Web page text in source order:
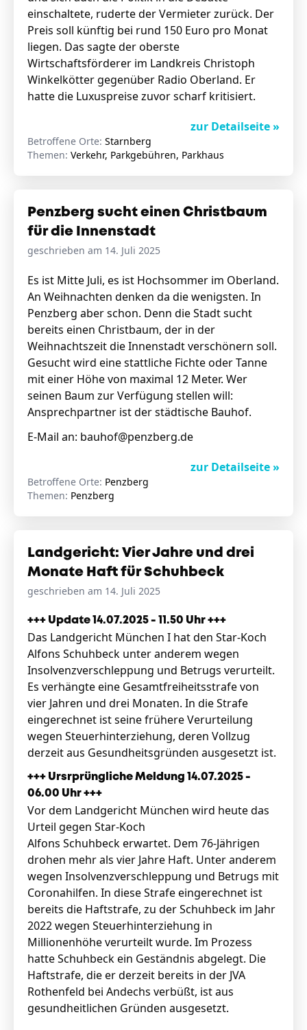
einschaltete, ruderte der Vermieter zurück. Der
Preis soll künftig bei rund 150 Euro pro Monat
liegen. Das sagte der oberste
Wirtschaftsförderer im Landkreis Christoph
Winkelkötter gegenüber Radio Oberland. Er
hatte die Luxuspreise zuvor scharf kritisiert.
zur Detailseite »
Betroffene Orte: Starnberg
Themen: Verkehr, Parkgebühren, Parkhaus
Penzberg sucht einen Christbaum
für die Innenstadt
geschrieben am 14. Juli 2025
Es ist Mitte Juli, es ist Hochsommer im Oberland.
An Weihnachten denken da die wenigsten. In
Penzberg aber schon. Denn die Stadt sucht
bereits einen Christbaum, der in der
Weihnachtszeit die Innenstadt verschönern soll.
Gesucht wird eine stattliche Fichte oder Tanne
mit einer Höhe von maximal 12 Meter. Wer
seinen Baum zur Verfügung stellen will:
Ansprechpartner ist der städtische Bauhof.
E-Mail an: bauhof@penzberg.de
zur Detailseite »
Betroffene Orte: Penzberg
Themen: Penzberg
Landgericht: Vier Jahre und drei
Monate Haft für Schuhbeck
geschrieben am 14. Juli 2025
+++ Update 14.07.2025 - 11.50 Uhr +++
Das Landgericht München I hat den Star-Koch
Alfons Schuhbeck unter anderem wegen
Insolvenzverschleppung und Betrugs verurteilt.
Es verhängte eine Gesamtfreiheitsstrafe von
vier Jahren und drei Monaten. In die Strafe
eingerechnet ist seine frühere Verurteilung
wegen Steuerhinterziehung, deren Vollzug
derzeit aus Gesundheitsgründen ausgesetzt ist.
+++ Ursrprüngliche Meldung 14.07.2025 -
06.00 Uhr +++
Vor dem Landgericht München wird heute das
Urteil gegen Star-Koch
Alfons Schuhbeck erwartet. Dem 76-Jährigen
drohen mehr als vier Jahre Haft. Unter anderem
wegen Insolvenzverschleppung und Betrugs mit
Coronahilfen. In diese Strafe eingerechnet ist
bereits die Haftstrafe, zu der Schuhbeck im Jahr
2022 wegen Steuerhinterziehung in
Millionenhöhe verurteilt wurde. Im Prozess
hatte Schuhbeck ein Geständnis abgelegt. Die
Haftstrafe, die er derzeit bereits in der JVA
Rothenfeld bei Andechs verbüßt, ist aus
gesundheitlichen Gründen ausgesetzt.